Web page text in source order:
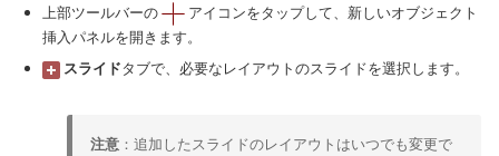
上部ツールバーの
アイコンをタップして、新しいオブジェクト
挿入パネルを開きます。
スライドタブで、必要なレイアウトのスライドを選択します。
注意 ：追加したスライドのレイアウトはいつでも変更で